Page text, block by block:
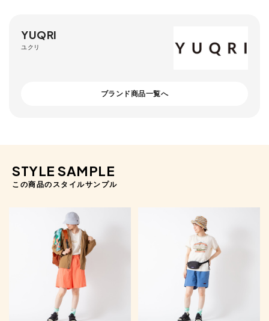
YUQRI
ユクリ
ブランド商品一覧へ
STYLE SAMPLE
この商品のスタイルサンプル